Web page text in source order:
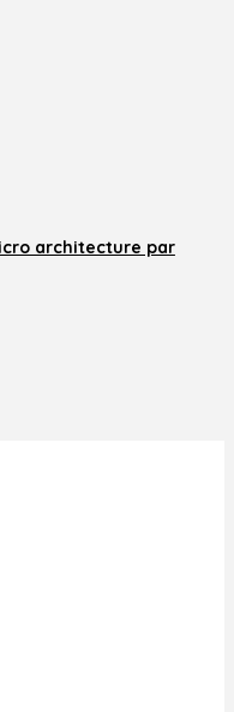
architecture par